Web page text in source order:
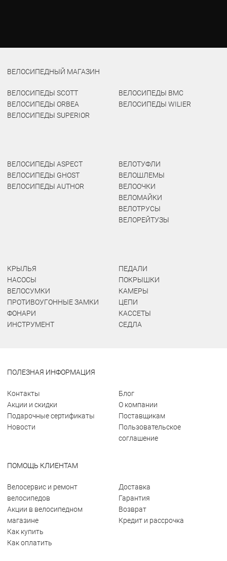
ВЕЛОСИПЕДНЫЙ МАГАЗИН
ВЕЛОСИПЕДЫ SCOTT
ВЕЛОСИПЕДЫ ORBEA
ВЕЛОСИПЕДЫ SUPERIOR
ВЕЛОСИПЕДЫ BMC
ВЕЛОСИПЕДЫ WILIER
ВЕЛОСИПЕДЫ ASPECT
ВЕЛОСИПЕДЫ GHOST
ВЕЛОСИПЕДЫ AUTHOR
ВЕЛОТУФЛИ
ВЕЛОШЛЕМЫ
ВЕЛООЧКИ
ВЕЛОМАЙКИ
ВЕЛОТРУСЫ
ВЕЛОРЕЙТУЗЫ
КРЫЛЬЯ
НАСОСЫ
ВЕЛОСУМКИ
ПРОТИВОУГОННЫЕ ЗАМКИ
ФОНАРИ
ИНСТРУМЕНТ
ПЕДАЛИ
ПОКРЫШКИ
КАМЕРЫ
ЦЕПИ
КАССЕТЫ
СЕДЛА
ПОЛЕЗНАЯ ИНФОРМАЦИЯ
Контакты
Акции и скидки
Подарочные сертификаты
Новости
Блог
О компании
Поставщикам
Пользовательское
соглашение
ПОМОЩЬ КЛИЕНТАМ
Велосервис и ремонт
велосипедов
Акции в велосипедном
магазине
Как купить
Как оплатить
Доставка
Гарантия
Возврат
Кредит и рассрочка